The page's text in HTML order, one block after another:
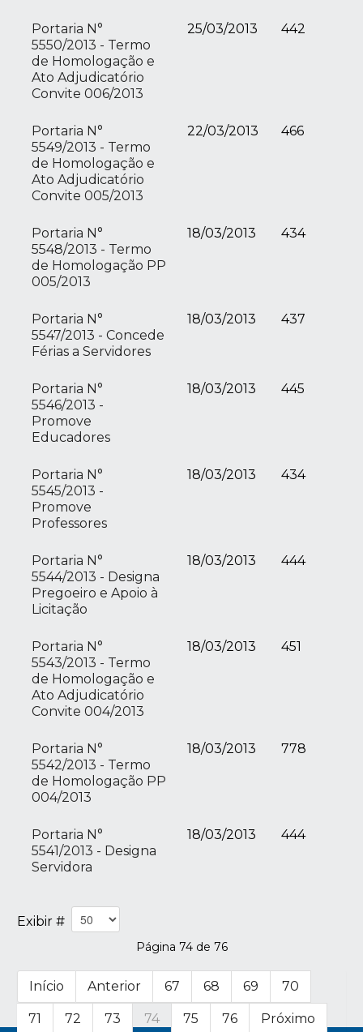
Portaria N°
5550/2013 - Termo
de Homologação e
Ato Adjudicatório
Convite 006/2013
25/03/2013 442
Portaria N°
5549/2013 - Termo
de Homologação e
Ato Adjudicatório
Convite 005/2013
22/03/2013 466
Portaria N°
5548/2013 - Termo
de Homologação PP
005/2013
18/03/2013 434
Portaria N°
5547/2013 - Concede
Férias a Servidores
18/03/2013 437
Portaria N°
5546/2013 -
Promove
Educadores
18/03/2013 445
Portaria N°
5545/2013 -
Promove
Professores
18/03/2013 434
Portaria N°
5544/2013 - Designa
Pregoeiro e Apoio à
Licitação
18/03/2013 444
Portaria N°
5543/2013 - Termo
de Homologação e
Ato Adjudicatório
Convite 004/2013
18/03/2013 451
Portaria N°
5542/2013 - Termo
de Homologação PP
004/2013
18/03/2013 778
Portaria N°
5541/2013 - Designa
Servidora
18/03/2013 444
Exibir #
Página 74 de 76
Início Anterior 67 68 69 70
71 72 73 74 75 76 Próximo